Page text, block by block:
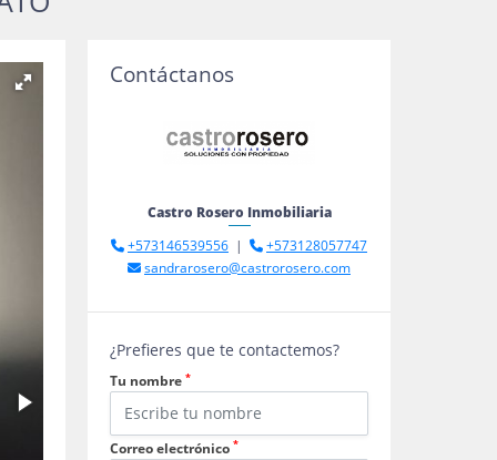
Contáctanos
Castro Rosero Inmobiliaria
+573146539556 |
+573128057747
sandrarosero@castrorosero.com
¿Prefieres que te contactemos?
Tu nombre *
Correo electrónico *